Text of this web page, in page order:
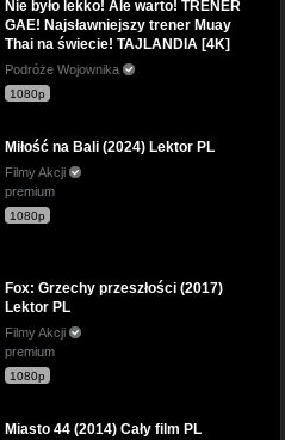
Nie było lekko! Ale warto! TRENER
GAE! Najsławniejszy trener Muay
Thai na świecie! TAJLANDIA [4K]
Podróże Wojownika
1080p
Miłość na Bali (2024) Lektor PL
Filmy Akcji
premium
1080p
Fox: Grzechy przeszłości (2017)
Lektor PL
Filmy Akcji
premium
1080p
Miasto 44 (2014) Cały film PL